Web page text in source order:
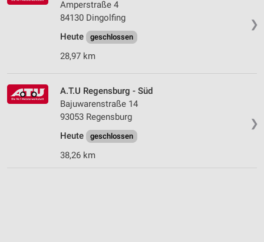
❯
Amperstraße 4
84130 Dingolfing
Heute
geschlossen
28,97 km
❯
A.T.U Regensburg - Süd
Bajuwarenstraße 14
93053 Regensburg
Heute
geschlossen
38,26 km